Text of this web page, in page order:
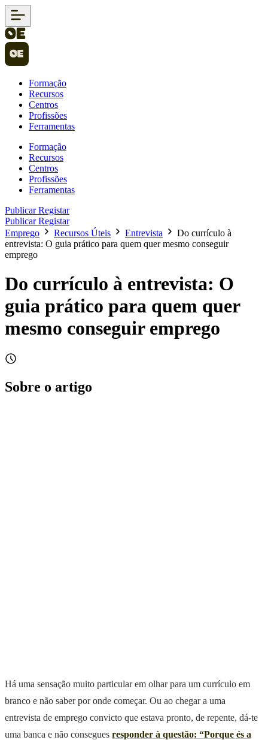
Formação
Recursos
Centros
Profissões
Ferramentas
Formação
Recursos
Centros
Profissões
Ferramentas
PublicarRegistar
PublicarRegistar
Emprego
Recursos Úteis Entrevista
Do currículo à
entrevista: O guia prático para quem quer mesmo conseguir
emprego
Do currículo à entrevista: O
guia prático para quem quer
mesmo conseguir emprego
Sobre o artigo
Há uma sensação muito particular em olhar para um currículo em
branco e não saber por onde começar. Ou ao chegar a uma
entrevista de emprego convicto que estava pronto, de repente, dá-te
uma banca e não consegues responder à questão: “Porque és a